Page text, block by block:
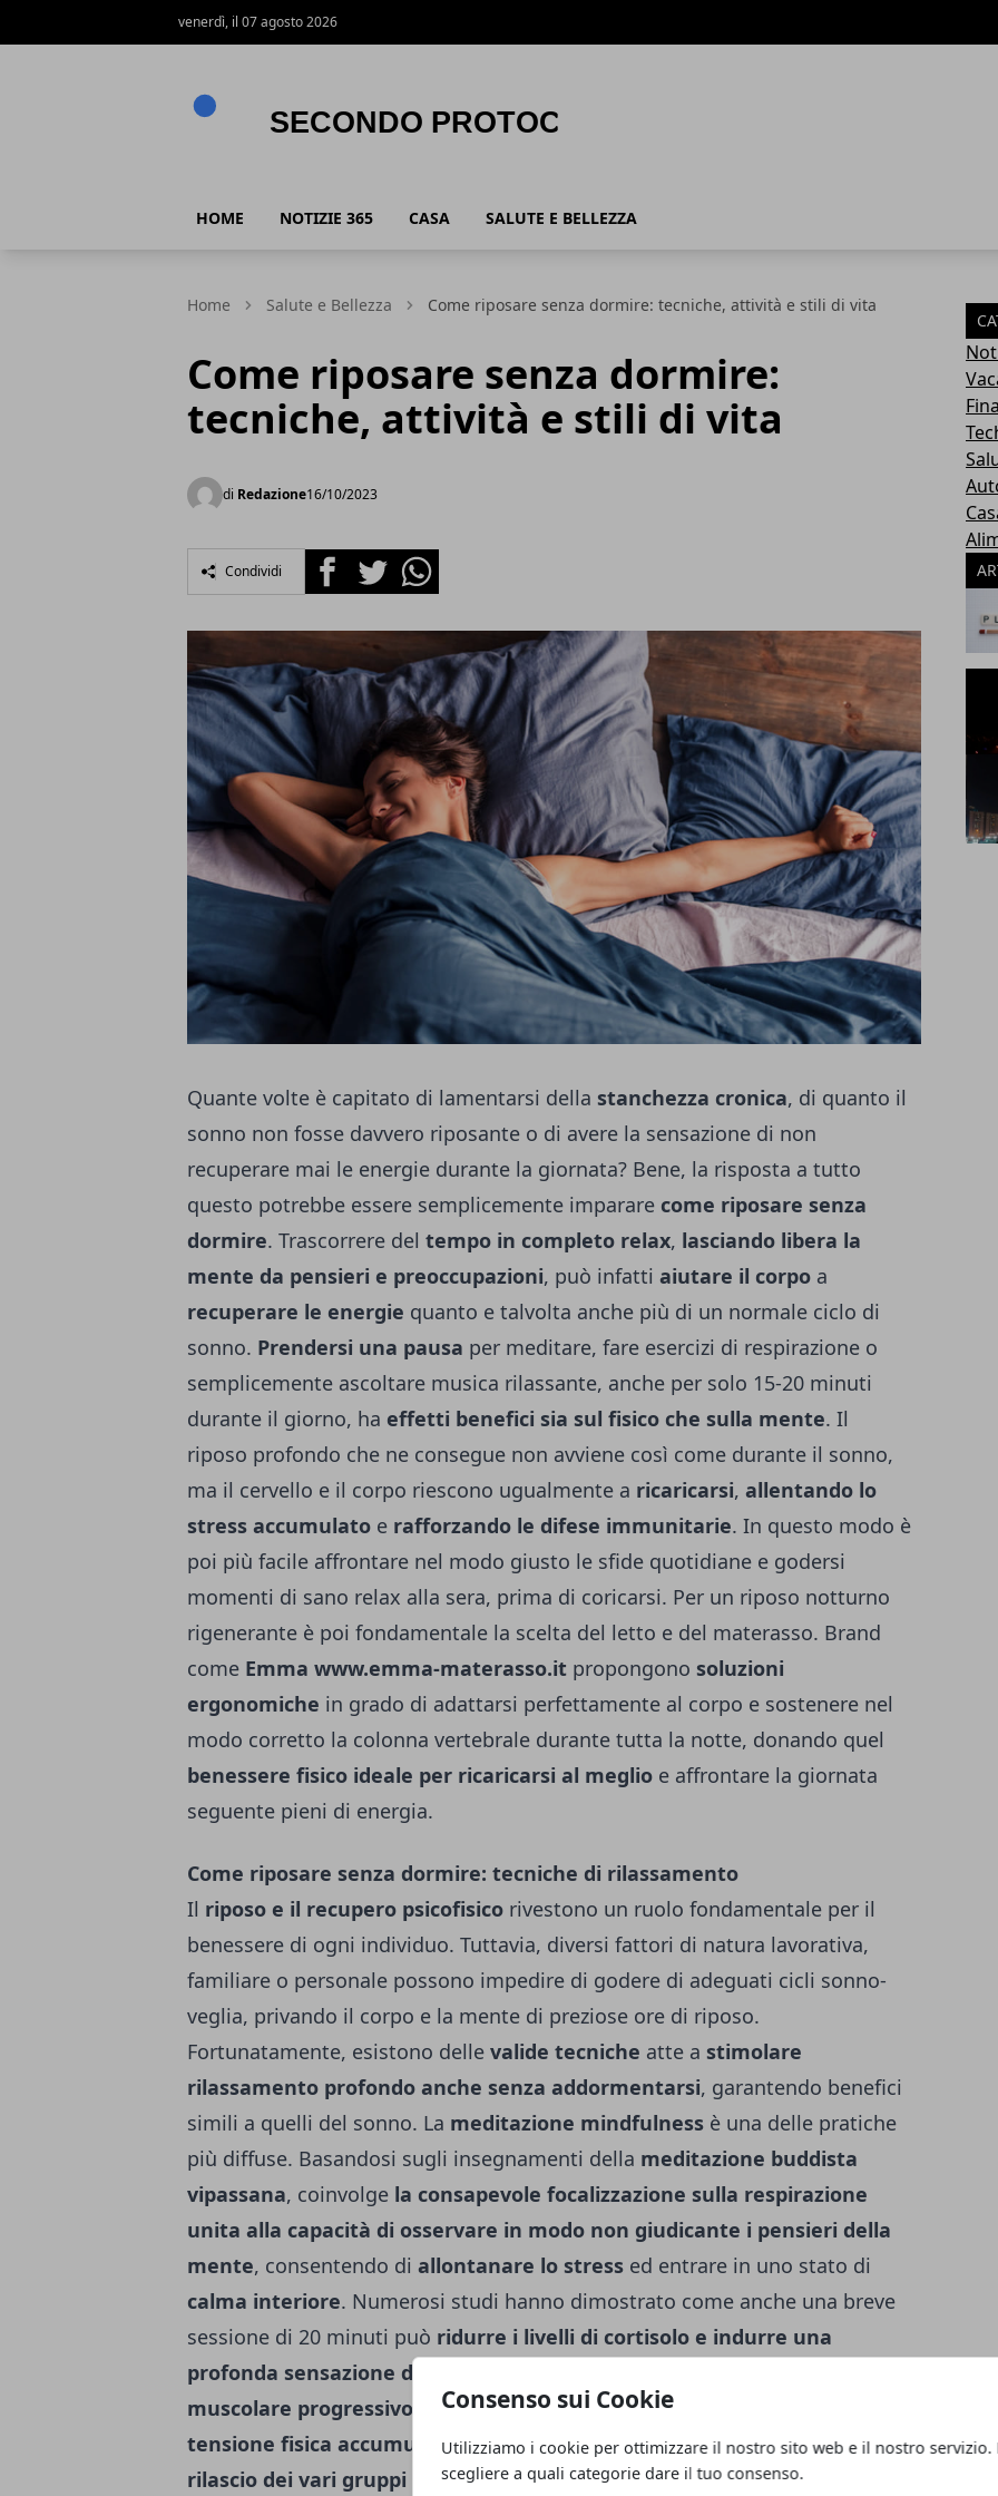
Consenso sui Cookie
Utilizziamo i cookie per ottimizzare il nostro sito web e il nostro servizio.
scegliere a quali categorie dare il tuo consenso.
venerdì, il 07 agosto 2026
HOME NOTIZIE 365 CASA SALUTE E BELLEZZA
Home Salute e Bellezza Come riposare senza dormire: tecniche, attività e stili di vita
Come riposare senza dormire:
tecniche, attività e stili di vita
di Redazione16/10/2023
Condividi FacebookTwitterWhatsapp
Quante volte è capitato di lamentarsi della stanchezza cronica, di quanto il
sonno non fosse davvero riposante o di avere la sensazione di non
recuperare mai le energie durante la giornata? Bene, la risposta a tutto
questo potrebbe essere semplicemente imparare come riposare senza
dormire. Trascorrere del tempo in completo relax, lasciando libera la
mente da pensieri e preoccupazioni, può infatti aiutare il corpo a
recuperare le energie quanto e talvolta anche più di un normale ciclo di
sonno. Prendersi una pausa per meditare, fare esercizi di respirazione o
semplicemente ascoltare musica rilassante, anche per solo 15-20 minuti
durante il giorno, ha effetti benefici sia sul fisico che sulla mente. Il
riposo profondo che ne consegue non avviene così come durante il sonno,
ma il cervello e il corpo riescono ugualmente a ricaricarsi, allentando lo
stress accumulato e rafforzando le difese immunitarie. In questo modo è
poi più facile affrontare nel modo giusto le sfide quotidiane e godersi
momenti di sano relax alla sera, prima di coricarsi. Per un riposo notturno
rigenerante è poi fondamentale la scelta del letto e del materasso. Brand
come Emma www.emma-materasso.it propongono soluzioni
ergonomiche in grado di adattarsi perfettamente al corpo e sostenere nel
modo corretto la colonna vertebrale durante tutta la notte, donando quel
benessere fisico ideale per ricaricarsi al meglio e affrontare la giornata
seguente pieni di energia.
Come riposare senza dormire: tecniche di rilassamento
Il riposo e il recupero psicofisico rivestono un ruolo fondamentale per il
benessere di ogni individuo. Tuttavia, diversi fattori di natura lavorativa,
familiare o personale possono impedire di godere di adeguati cicli sonno-
veglia, privando il corpo e la mente di preziose ore di riposo.
Fortunatamente, esistono delle valide tecniche atte a stimolare
rilassamento profondo anche senza addormentarsi, garantendo benefici
simili a quelli del sonno. La meditazione mindfulness è una delle pratiche
più diffuse. Basandosi sugli insegnamenti della meditazione buddista
vipassana, coinvolge la consapevole focalizzazione sulla respirazione
unita alla capacità di osservare in modo non giudicante i pensieri della
mente, consentendo di allontanare lo stress ed entrare in uno stato di
calma interiore. Numerosi studi hanno dimostrato come anche una breve
sessione di 20 minuti può ridurre i livelli di cortisolo e indurre una
profonda sensazione di rilassamento
muscolare progressivo possono stimolare il riposo,
tensione fisica accumulatasi. Attraverso lacontrazione controllata e il
rilascio dei vari gruppi muscolari, dai piedi al viso, si ottiene un